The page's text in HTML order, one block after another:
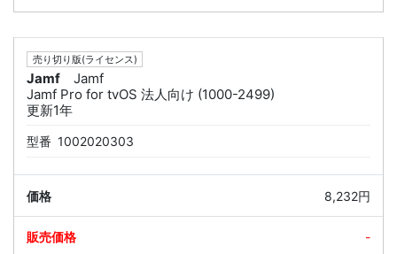
売り切り版(ライセンス)
Jamf
Jamf
Jamf Pro for tvOS 法人向け (1000-2499)
更新1年
型番 1002020303
8,232円
-